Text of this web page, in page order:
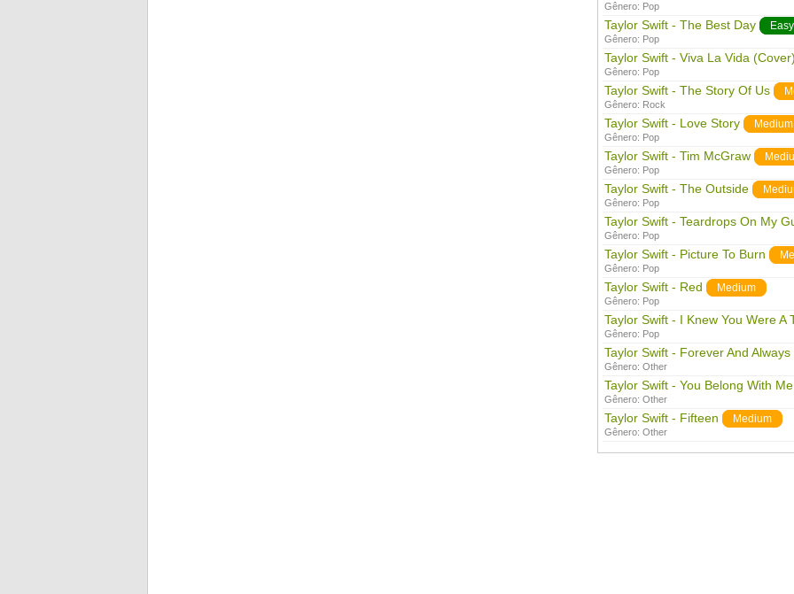
Gênero: Pop
Taylor Swift - The Best Day Easy
Gênero: Pop
Taylor Swift - Viva La Vida
Gênero: Pop
Taylor Swift - The Story Of Us
Gênero: Rock
Taylor Swift - Love Story Medium
Gênero: Pop
Taylor Swift - Tim McGraw
Gênero: Pop
Taylor Swift - The Outside
Gênero: Pop
Taylor Swift - Teardrops On My
Gênero: Pop
Taylor Swift - Picture To Burn
Gênero: Pop
Taylor Swift - Red Medium
Gênero: Pop
Taylor Swift - I Knew You Were A
Gênero: Pop
Taylor Swift - Forever And Always
Gênero: Other
Taylor Swift - You Belong With Me
Gênero: Other
Taylor Swift - Fifteen Medium
Gênero: Other